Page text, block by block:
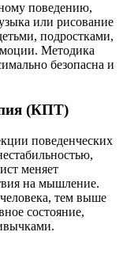
поведению,
или рисование
подростками,
Методика
безопасна и
(КПТ)
поведенческих
меняет
на мышление.
тем выше
состояние,